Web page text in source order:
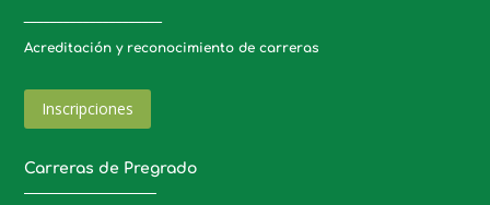
Acreditación y reconocimiento de carreras
Inscripciones
Carreras de Pregrado